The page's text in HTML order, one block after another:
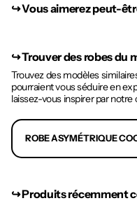
↪︎ Vous aimerez peut-
↪︎Trouver des robes du
Trouvez des modèles
pourraient vous séduire en
laissez-vous inspirer par notre
ROBE ASYMÉTRIQUE
↪︎ Produits récemment